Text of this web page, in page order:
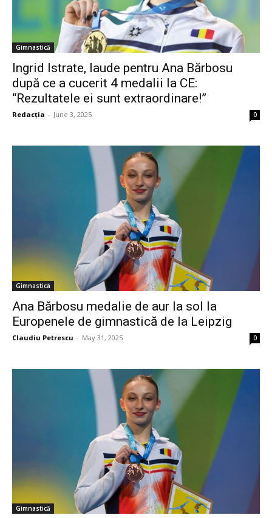
Gimnastică
Ingrid Istrate, laude pentru Ana Bărbosu
după ce a cucerit 4 medalii la CE:
“Rezultatele ei sunt extraordinare!”
Redacția - June 3, 2025 0
Gimnastică
Ana Bărbosu medalie de aur la sol la
Europenele de gimnastică de la Leipzig
Claudiu Petrescu - May 31, 2025 0
Gimnastică